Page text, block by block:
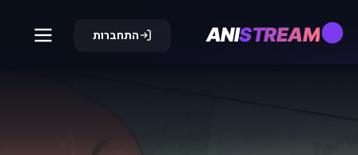
ANISTREAM התחברות